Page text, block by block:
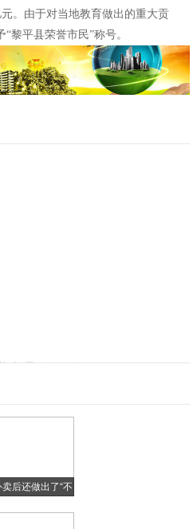
。由于对当地教育做出的重大贡
黎平县荣誉市民”称号。
科技与艺术的
作并签署框架合
后还做出了“不